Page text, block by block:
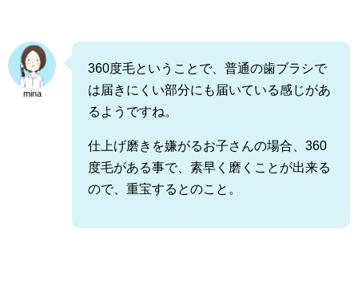
mina
360度毛ということで、普通の歯ブラシで
は届きにくい部分にも届いている感じがあ
るようですね。
仕上げ磨きを嫌がるお子さんの場合、360
度毛がある事で、素早く磨くことが出来る
ので、重宝するとのこと。